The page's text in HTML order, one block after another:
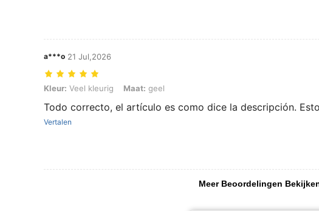
a***o 21 Jul,2026
Kleur: Veel kleurig, Maat: geel
Kleur: Veel kleurig Maat: geel
Todo correcto, el artículo es como dice la descripción.
Vertalen
Meer Beoordelingen